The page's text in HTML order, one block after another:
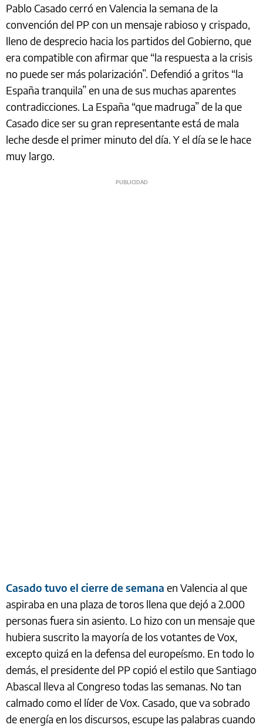
Pablo Casado cerró en Valencia la semana de la
convención del PP con un mensaje rabioso y crispado,
lleno de desprecio hacia los partidos del Gobierno, que
era compatible con afirmar que “la respuesta a la crisis
no puede ser más polarización”. Defendió a gritos “la
España tranquila” en una de sus muchas aparentes
contradicciones. La España “que madruga” de la que
Casado dice ser su gran representante está de mala
leche desde el primer minuto del día. Y el día se le hace
muy largo.
Casado tuvo el cierre de semana en Valencia al que
aspiraba en una plaza de toros llena que dejó a 2.000
personas fuera sin asiento. Lo hizo con un mensaje que
hubiera suscrito la mayoría de los votantes de Vox,
excepto quizá en la defensa del europeísmo. En todo lo
demás, el presidente del PP copió el estilo que Santiago
Abascal lleva al Congreso todas las semanas. No tan
calmado como el líder de Vox. Casado, que va sobrado
de energía en los discursos, escupe las palabras cuando